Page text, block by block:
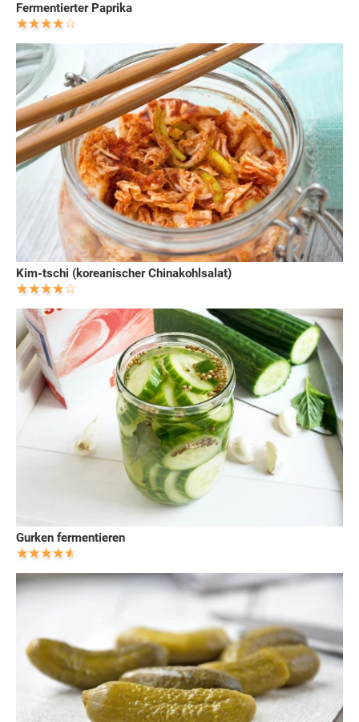
Fermentierter Paprika
Kim-tschi (koreanischer Chinakohlsalat)
Gurken fermentieren